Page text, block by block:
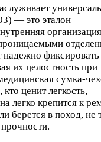
— это эталон
надежно фиксировать
их целостность при
сумка-
ценит легкость,
легко крепится к
берется в поход, не